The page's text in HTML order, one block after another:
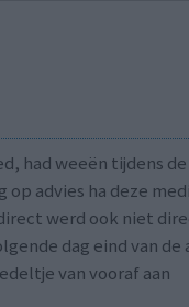
had weeën tijdens de
advies ha deze
werd ook niet
dag eind van
van vooraf aan